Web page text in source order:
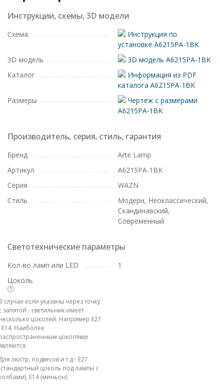
Инструкции, схемы, 3D модели
Схема
Инструкция по
установке A6215PA-1BK
3D модель
3D модель A6215PA-1BK
Каталог
Информация из PDF
каталога A6215PA-1BK
Размеры
Чертеж с размерами
A6215PA-1BK
Производитель, серия, стиль, гарантия
Бренд
Arte Lamp
Артикул
A6215PA-1BK
Серия
WAZN
Стиль
Модерн, Неоклассический,
Скандинавский,
Современный
Светотехнические параметры
Кол-во ламп или LED
1
Цоколь
случае если указаны через точку
запятой - светильник имеет
цоколей. Например E27
E14. Наиболее
цоколями
люстр, подвесов и т.д - E27
цоколь под лампы с
E14 (миньон)